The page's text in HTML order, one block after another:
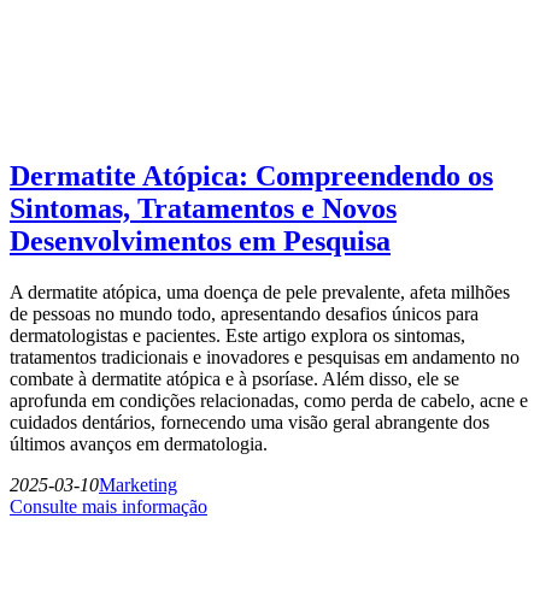
Dermatite Atópica: Compreendendo os
Sintomas, Tratamentos e Novos
Desenvolvimentos em Pesquisa
A dermatite atópica, uma doença de pele prevalente, afeta milhões
de pessoas no mundo todo, apresentando desafios únicos para
dermatologistas e pacientes. Este artigo explora os sintomas,
tratamentos tradicionais e inovadores e pesquisas em andamento no
combate à dermatite atópica e à psoríase. Além disso, ele se
aprofunda em condições relacionadas, como perda de cabelo, acne e
cuidados dentários, fornecendo uma visão geral abrangente dos
últimos avanços em dermatologia.
2025-03-10Marketing
Consulte mais informação